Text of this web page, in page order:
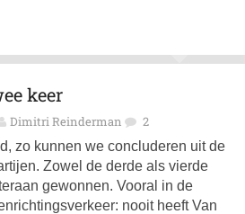
keer
Dimitri Reinderman 2
zo kunnen we concluderen uit de
Zowel de derde als vierde
gewonnen. Vooral in de
nooit heeft Van